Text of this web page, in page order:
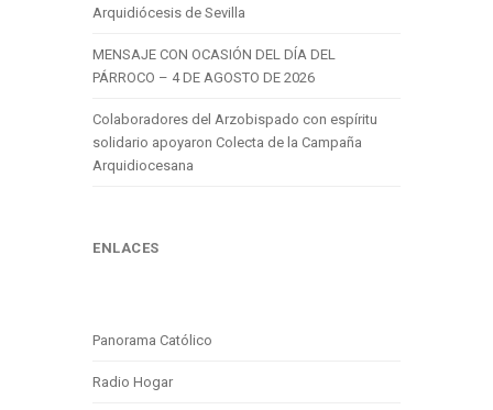
Arquidiócesis de Sevilla
MENSAJE CON OCASIÓN DEL DÍA DEL
PÁRROCO – 4 DE AGOSTO DE 2026
Colaboradores del Arzobispado con espíritu
solidario apoyaron Colecta de la Campaña
Arquidiocesana
ENLACES
Panorama Católico
Radio Hogar